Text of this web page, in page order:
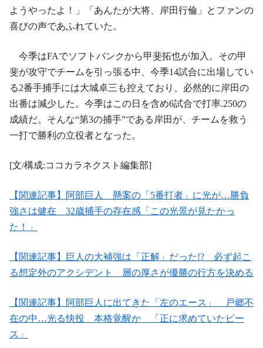
ようやったよ！」「あんたが大将、岸田行倫」とファンの
喜びの声であふれていた。
今季はFAでソフトバンクから甲斐拓也が加入。その甲
斐が攻守でチームを引っ張る中、今季14試合に出場してい
る2番手捕手には大城卓三も控えており、必然的に岸田の
出番は減少した。今季はこの日を含め6試合で打率.250の
成績だ。そんな“第3の捕手”である岸田が、チームを救う
一打で勝利の立役者となった。
[文/構成:ココカラネクスト編集部]
【関連記事】阿部巨人 懸案の「5番打者」に光が…勝負
強さは健在 32歳捕手の存在感「この光景が見たかっ
た！」
【関連記事】巨人の大補強は「正解」だった!? 必ず起こ
る想定外のアクシデント 層の厚さが優勝の行方を決める
【関連記事】阿部巨人に出てきた「左のエース」 戸郷不
在の中…光る快投 本格覚醒か 「正に求めていたピー
ス」